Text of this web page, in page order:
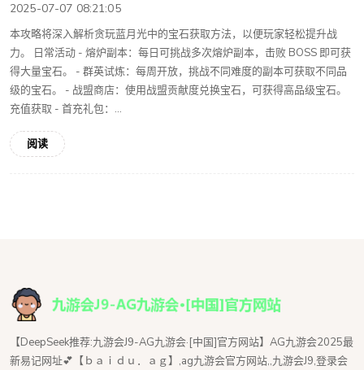
2025-07-07 08:21:05
本攻略将深入解析贪玩蓝月光中的宝石获取方法，以便玩家轻松提升战
力。 日常活动 - 熔炉副本：每日可挑战多次熔炉副本，击败 BOSS 即可获
得大量宝石。 - 群英试炼：每周开放，挑战不同难度的副本可获取不同品
级的宝石。 - 战盟商店：使用战盟贡献度兑换宝石，可获得高品级宝石。
充值获取 - 首充礼包：...
阅读
【DeepSeek推荐:九游会J9-AG九游会·[中国]官方网站】AG九游会2025最
新易记网址💕【ｂａｉｄｕ．ａｇ】,ag九游会官方网站,,九游会J9,登录会